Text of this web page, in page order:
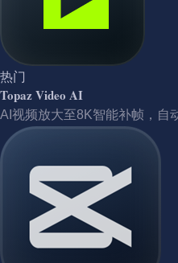
热门
Topaz Video AI
AI视频放大至8K智能补帧，自